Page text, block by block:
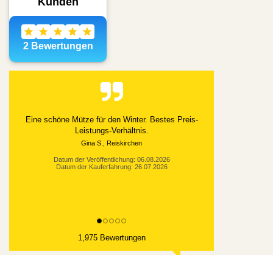
Alles gut geklappt
Datum der Kauferfahrung: 21.07.2026
1,975 Bewertungen